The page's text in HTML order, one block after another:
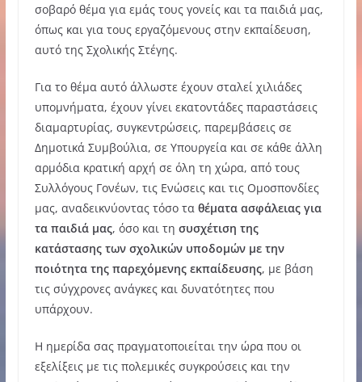
σοβαρό θέμα για εμάς τους γονείς και τα παιδιά μας,
όπως και για τους εργαζόμενους στην εκπαίδευση,
αυτό της Σχολικής Στέγης.
Για το θέμα αυτό άλλωστε έχουν σταλεί χιλιάδες
υπομνήματα, έχουν γίνει εκατοντάδες παραστάσεις
διαμαρτυρίας, συγκεντρώσεις, παρεμβάσεις σε
Δημοτικά Συμβούλια, σε Υπουργεία και σε κάθε άλλη
αρμόδια κρατική αρχή σε όλη τη χώρα, από τους
Συλλόγους Γονέων, τις Ενώσεις και τις Ομοσπονδίες
μας, αναδεικνύοντας τόσο τα θέματα ασφάλειας για
τα παιδιά μας, όσο και τη συσχέτιση της
κατάστασης των σχολικών υποδομών με την
ποιότητα της παρεχόμενης εκπαίδευσης, με βάση
τις σύγχρονες ανάγκες και δυνατότητες που
υπάρχουν.
Η ημερίδα σας πραγματοποιείται την ώρα που οι
εξελίξεις με τις πολεμικές συγκρούσεις και την